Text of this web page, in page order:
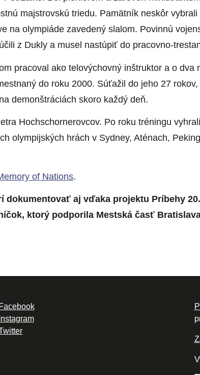
majstrovskú triedu. Pamätník neskôr
na olympiáde zavedený slalom. Povinnú
z Dukly a musel nastúpiť do pracovno-
pracoval ako telovýchovný inštruktor a o dva
do roku 2000. Súťažil do jeho 27
demonštráciách skoro každý deň.
Hochschornerovcov. Po roku tréningu
olympijských hrách v Sydney, Aténach,
of Nations.
dokumentovať aj vďaka projektu Príbehy
ktorý podporila Mestská časť
Facebook
Instagram